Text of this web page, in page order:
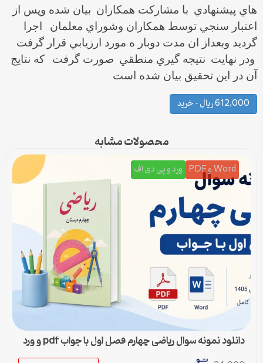
هاي پيشنهادي با مشاركت همكاران بيان شده وپس از
اعتبار سنجي توسط همكاران وشوراي معلمان
اجرا
گرديد وبعداز ان مدت دوبار ه مورد ارزيابي قرار گرفت
ودر نهايت نتيجه گيري منطقي صورت گرفت
كه نتايج
آن در اين تحقيق بيان شده است
612,000 ریال – خرید
محصولات مشابه
Word و PDF ورد و پی دی اف
دانلود نمونه سوال ریاضی چهارم فصل اول با جواب pdf و ورد